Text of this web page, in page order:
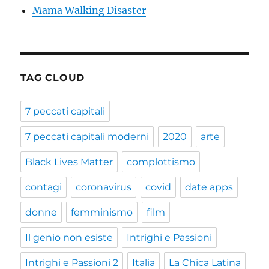
Mama Walking Disaster
TAG CLOUD
7 peccati capitali
7 peccati capitali moderni 2020 arte
Black Lives Matter complottismo
contagi coronavirus covid date apps
donne femminismo film
Il genio non esiste Intrighi e Passioni
Intrighi e Passioni 2 Italia La Chica Latina